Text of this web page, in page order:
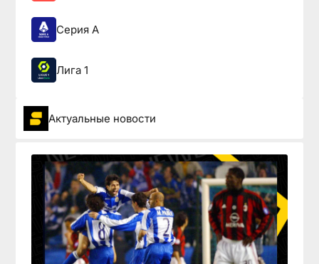
Серия А
Лига 1
Актуальные новости